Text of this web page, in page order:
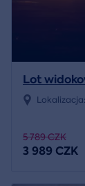
Lot
Lokalizacja:
5 789 CZK
3 989 CZK